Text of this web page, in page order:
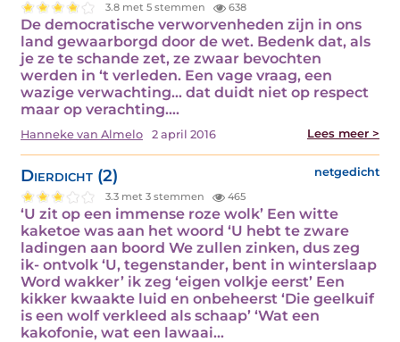
3.8 met 5 stemmen 638
De democratische verworvenheden zijn in ons
land gewaarborgd door de wet. Bedenk dat, als
je ze te schande zet, ze zwaar bevochten
werden in ‘t verleden. Een vage vraag, een
wazige verwachting… dat duidt niet op respect
maar op verachting.…
Hanneke van Almelo 2 april 2016 Lees meer >
Dierdicht (2) netgedicht
3.3 met 3 stemmen 465
‘U zit op een immense roze wolk’ Een witte
kaketoe was aan het woord ‘U hebt te zware
ladingen aan boord We zullen zinken, dus zeg
ik- ontvolk ‘U, tegenstander, bent in winterslaap
Word wakker’ ik zeg ‘eigen volkje eerst’ Een
kikker kwaakte luid en onbeheerst ‘Die geelkuif
is een wolf verkleed als schaap’ ‘Wat een
kakofonie, wat een lawaai…